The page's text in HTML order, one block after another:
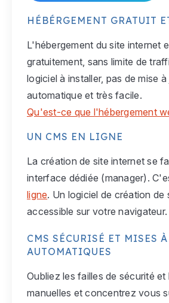
HÉBÉRGEMENT GRATUIT
L'hébergement du site internet
gratuitement, sans limite de
logiciel à installer, pas de mise
automatique et très facile.
Qu'est-ce que l'hébergement
UN CMS EN LIGNE
La création de site internet se
interface dédiée (manager).
ligne. Un logiciel de création de
accessible sur votre navigateur.
CMS SÉCURISÉ ET MISES
AUTOMATIQUES
Oubliez les failles de sécurité et
manuelles et concentrez vous